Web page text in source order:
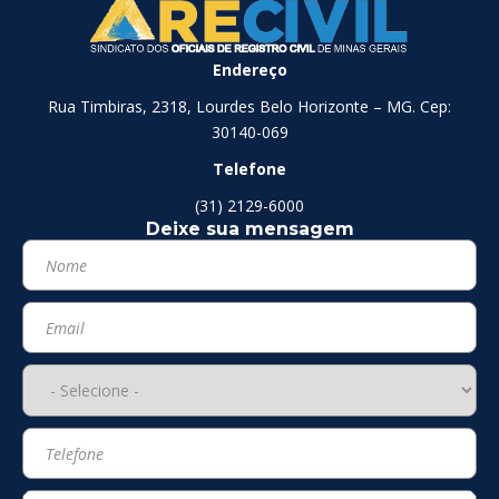
Endereço
Rua Timbiras, 2318, Lourdes Belo Horizonte – MG. Cep:
30140-069
Telefone
(31) 2129-6000
Deixe sua mensagem